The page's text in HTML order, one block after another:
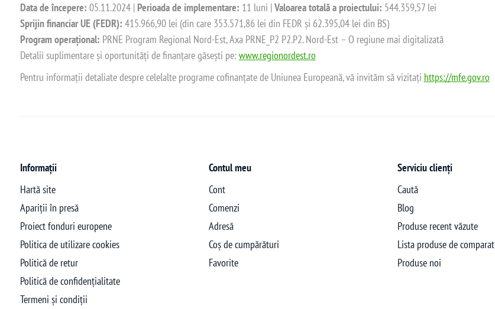
Data de începere: 05.11.2024 | Perioada de implementare: 11 luni |Valoarea totală a proiectului: 544.359,57 lei
Sprijin financiar UE (FEDR): 415.966,90 lei (din care 353.571,86 lei din FEDR și 62.395,04 lei din BS)
Program operațional: PRNE Program Regional Nord-Est, Axa PRNE_P2 P2.P2. Nord-Est – O regiune mai digitalizată
Detalii suplimentare și oportunități de finanțare găsești pe: www.regionordest.ro
Pentru informații detaliate despre celelalte programe cofinanțate de Uniunea Europeană, vă invităm să vizitați https://mfe.gov.ro
Informații
Hartă site
Apariții în presă
Proiect fonduri europene
Politica de utilizare cookies
Politică de retur
Politică de confidențialitate
Termeni și condiții
Contul meu
Cont
Comenzi
Adresă
Coș de cumpărături
Favorite
Serviciu clienți
Caută
Blog
Produse recent văzute
Lista produse de comparat
Produse noi